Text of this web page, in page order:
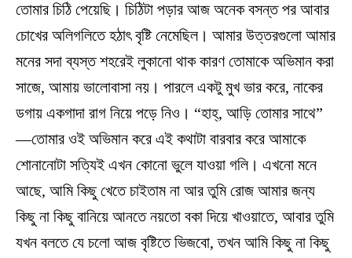
তোমার চিঠি পেয়েছি। চিঠিটা পড়ার আজ অনেক বসন্ত পর আবার
চোখের অলিগলিতে হঠাৎ বৃষ্টি নেমেছিল। আমার উত্তরগুলো আমার
মনের সদা ব্যস্ত শহরেই লুকানো থাক কারণ তোমাকে অভিমান করা
সাজে, আমায় ভালোবাসা নয়। পারলে একটু মুখ ভার করে, নাকের
ডগায় একগাদা রাগ নিয়ে পড়ে নিও। “হাহ্, আড়ি তোমার সাথে”
—তোমার ওই অভিমান করে এই কথাটা বারবার করে আমাকে
শোনানোটা সত্যিই এখন কোনো ভুলে যাওয়া গলি। এখনো মনে
আছে, আমি কিছু খেতে চাইতাম না আর তুমি রোজ আমার জন্য
কিছু না কিছু বানিয়ে আনতে নয়তো বকা দিয়ে খাওয়াতে, আবার তুমি
যখন বলতে যে চলো আজ বৃষ্টিতে ভিজবো, তখন আমি কিছু না কিছু